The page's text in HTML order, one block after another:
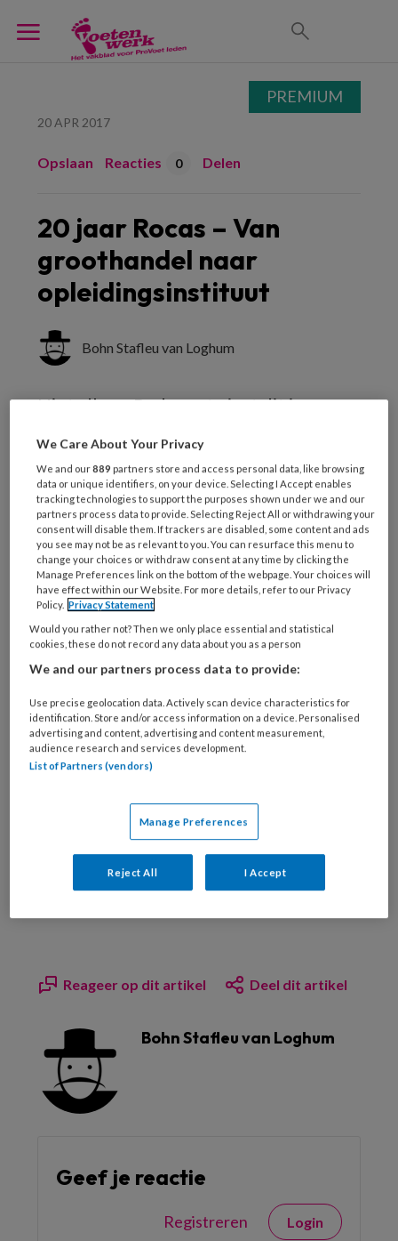
20 APR 2017
Opslaan Reacties 0 Delen
20 jaar Rocas – Van
groothandel naar
opleidingsinstituut
Bohn Stafleu van Loghum
Niet alleen Podopost viert dit jaar een
vieren dit jaar een jubileum,
bijvoorbeeld Rocas. Directeur Inge
Jagt blikt terug op 20 jaar
bedrijfsgeschiedenis. Ze is gestart met
een kleine showroom voor
behandelstoelen, maar inmiddels is het
bedrijf op diverse locaties gesetteld
en is het uitgegroeid tot een pedicure
groothandel annex opleidingsinstituut.
PREMIUM
Bekijk de mogelijkheden
Al abonnee?Log dan in
PREMIUM
Reageer op dit artikel Deel dit artikel
Bohn Stafleu van Loghum
Geef je reactie
Registreren Login
We Care About Your Privacy
We and our889 partners store and access personal data, like browsing
data or unique identifiers, on your device. Selecting I Accept enables
tracking technologies to support the purposes shown under we and our
partners process data to provide. Selecting Reject All or withdrawing your
consent will disable them. If trackers are disabled, some content and ads
you see may not be as relevant to you. You can resurface this menu to
change your choices or withdraw consent at any time by clicking the
Manage Preferences link on the bottom of the webpage. Your choices will
have effect within our Website. For more details, refer to our Privacy
Policy. Privacy Statement
Would you rather not? Then we only place essential and statistical
cookies, these do not record any data about you as a person
We and our partners process data to provide:
Use precise geolocation data. Actively scan device characteristics for
identification. Store and/or access information on a device. Personalised
advertising and content, advertising and content measurement,
audience research and services development.
List of Partners (vendors)
Manage Preferences
Reject All I Accept